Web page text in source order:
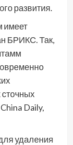
развития.
имеет
БРИКС. Так,
Daily,
удаления